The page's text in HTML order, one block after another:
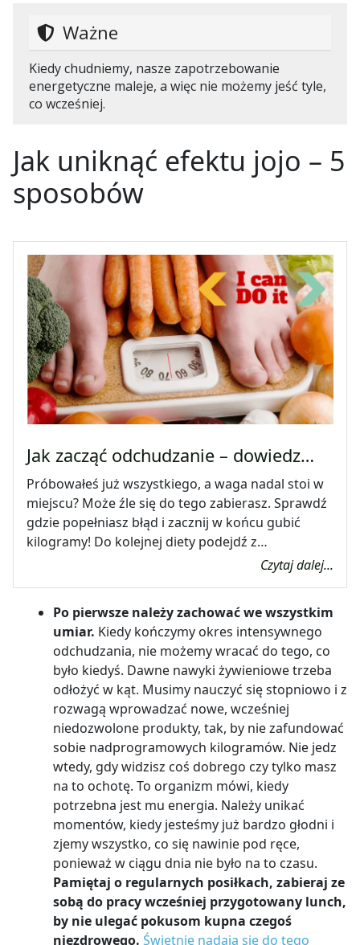
Ważne
Kiedy chudniemy, nasze zapotrzebowanie
energetyczne maleje, a więc nie możemy jeść tyle,
co wcześniej.
Jak uniknąć efektu jojo – 5
sposobów
Jak zacząć odchudzanie – dowiedz…
Próbowałeś już wszystkiego, a waga nadal stoi w
miejscu? Może źle się do tego zabierasz. Sprawdź
gdzie popełniasz błąd i zacznij w końcu gubić
kilogramy! Do kolejnej diety podejdź z…
Czytaj dalej...
Po pierwsze należy zachować we wszystkim
umiar. Kiedy kończymy okres intensywnego
odchudzania, nie możemy wracać do tego, co
było kiedyś. Dawne nawyki żywieniowe trzeba
odłożyć w kąt. Musimy nauczyć się stopniowo i z
rozwagą wprowadzać nowe, wcześniej
niedozwolone produkty, tak, by nie zafundować
sobie nadprogramowych kilogramów. Nie jedz
wtedy, gdy widzisz coś dobrego czy tylko masz
na to ochotę. To organizm mówi, kiedy
potrzebna jest mu energia. Należy unikać
momentów, kiedy jesteśmy już bardzo głodni i
zjemy wszystko, co się nawinie pod ręce,
ponieważ w ciągu dnia nie było na to czasu.
Pamiętaj o regularnych posiłkach, zabieraj ze
sobą do pracy wcześniej przygotowany lunch,
by nie ulegać pokusom kupna czegoś
niezdrowego. Świetnie nadają się do tego